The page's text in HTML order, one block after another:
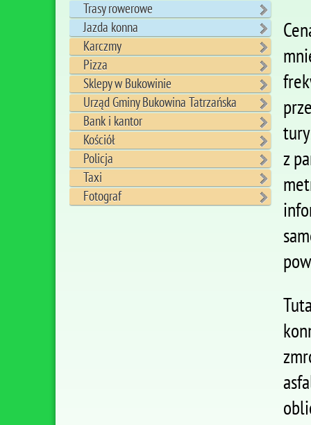
Trasy rowerowe
Jazda konna
Karczmy
Pizza
Sklepy w Bukowinie
Urząd Gminy Bukowina Tatrzańska
Bank i kantor
Kościół
Policja
Taxi
Fotograf
z